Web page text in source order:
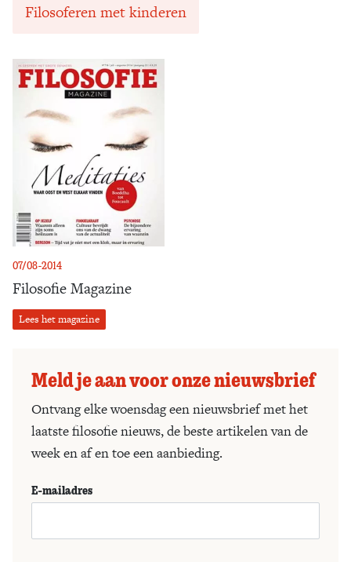
07/08-2014
Filosofie Magazine
Lees het magazine
Filosoferen met kinderen
Meld je aan voor onze nieuwsbrief
Ontvang elke woensdag een nieuwsbrief met het
laatste filosofie nieuws, de beste artikelen van de
week en af en toe een aanbieding.
E-mailadres